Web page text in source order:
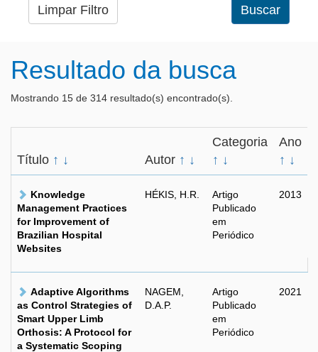
Limpar Filtro Buscar
Resultado da busca
Mostrando 15 de 314 resultado(s) encontrado(s).
Título ↑ ↓ Autor ↑ ↓
Categoria
↑ ↓
Ano
↑ ↓
Knowledge
Management Practices
for Improvement of
Brazilian Hospital
Websites
HÉKIS, H.R.
Artigo
Publicado
em
Periódico
2013
Adaptive Algorithms
as Control Strategies of
Smart Upper Limb
Orthosis: A Protocol for
a Systematic Scoping
NAGEM,
D.A.P.
Artigo
Publicado
em
Periódico
2021